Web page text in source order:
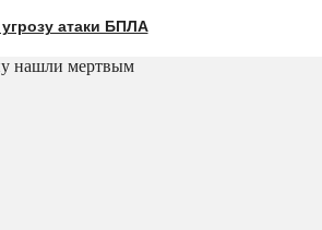
атаки БПЛА